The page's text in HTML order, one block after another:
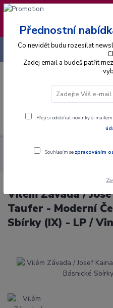
❣️ Od 4.8. do 13.8.
expedice
+420 725 736 293
Alba Gramodesky
Vilém
Vilém Závada /
Taufer - Moderní
Sbírky (IX) - LP /
Přednostní
Co nevidět budu rozesílat
Zadej email a budeš patřit
Přeji si odebírat novinky e-
Souhlasím se zpracováním